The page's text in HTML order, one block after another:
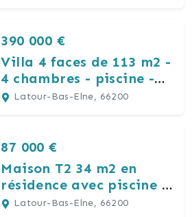
390 000 €
Villa 4 faces de 113 m2 -
4 chambres - piscine -
Latour-Bas-Elne
Latour-Bas-Elne, 66200
87 000 €
Maison T2 34 m2 en
résidence avec piscine -
Latour Bas Elne
Latour-Bas-Elne, 66200